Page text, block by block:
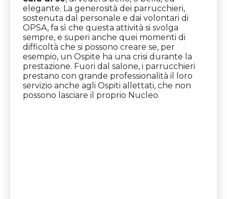
elegante. La generosità dei parrucchieri,
sostenuta dal personale e dai volontari di
OPSA, fa sì che questa attività si svolga
sempre, e superi anche quei momenti di
difficoltà che si possono creare se, per
esempio, un Ospite ha una crisi durante la
prestazione. Fuori dal salone, i parrucchieri
prestano con grande professionalità il loro
servizio anche agli Ospiti allettati, che non
possono lasciare il proprio Nucleo.